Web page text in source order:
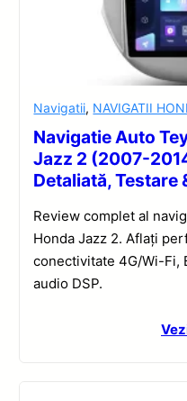
Navigatii, NAVIGATII
Navigatie Auto
Jazz 2 (2007-
Detaliată, Testare
Review complet al
Honda Jazz 2. Aflați
conectivitate 4G/Wi-Fi,
audio DSP.